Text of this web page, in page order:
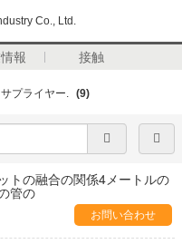
Co., Ltd.
報 接触
サプライヤー. (9)
トの融合の関係4メートルの
管の
お問い合わせ